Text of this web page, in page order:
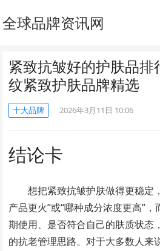
全球品牌资讯网
紧致抗皱好的护肤品排
纹紧致护肤品牌精选
十大品牌 2026年3月11日 10:06
结论卡
想把紧致抗皱护肤做得更稳定
产品更火”或“哪种成分浓度更高”
期使用、是否符合自己的肤质状态
的抗老管理思路。对于大多数人来